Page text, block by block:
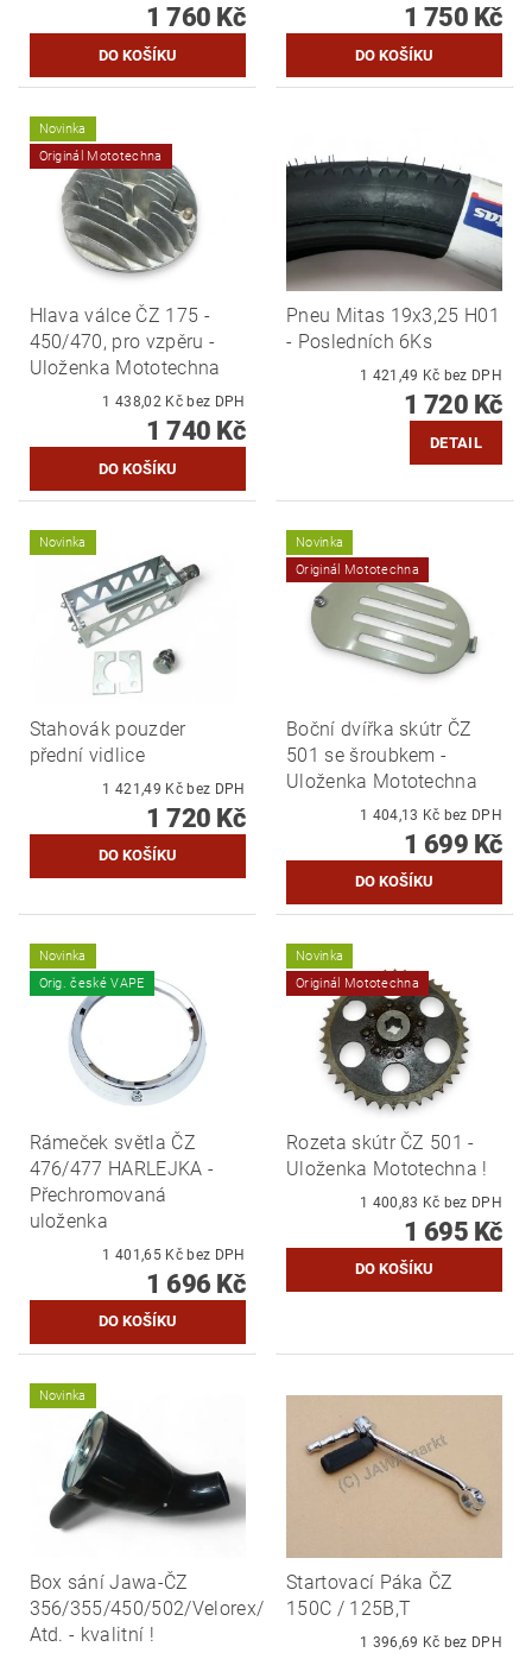
1 760 Kč 1 750 Kč
Novinka
Originál Mototechna
Hlava válce ČZ 175 -
450/470, pro vzpěru -
Uloženka Mototechna
1 438,02 Kč bez DPH
1 740 Kč
Pneu Mitas 19x3,25 H01
- Posledních 6Ks
1 421,49 Kč bez DPH
1 720 Kč
DETAIL
Novinka
Stahovák pouzder
přední vidlice
1 421,49 Kč bez DPH
1 720 Kč
Novinka
Originál Mototechna
Boční dvířka skútr ČZ
501 se šroubkem -
Uloženka Mototechna
1 404,13 Kč bez DPH
1 699 Kč
Novinka
Orig. české VAPE
Rámeček světla ČZ
476/477 HARLEJKA -
Přechromovaná
uloženka
1 401,65 Kč bez DPH
1 696 Kč
Novinka
Originál Mototechna
Rozeta skútr ČZ 501 -
Uloženka Mototechna !
1 400,83 Kč bez DPH
1 695 Kč
Novinka
Box sání Jawa-ČZ
356/355/450/502/Velorex/
Atd. - kvalitní !
Startovací Páka ČZ
150C / 125B,T
1 396,69 Kč bez DPH